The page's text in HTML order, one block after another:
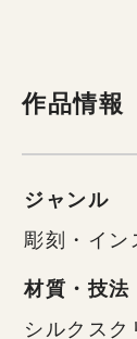
作品情報
ジャンル
彫刻・イ
材質・技法
シルクスク